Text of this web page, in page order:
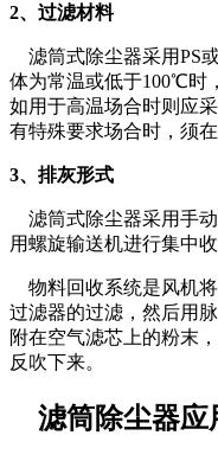
2、过滤材料
滤筒式除尘器采用PS
体为常温或低于100℃时
如用于高温场合时则应
有特殊要求场合时，须
3、排灰形式
滤筒式除尘器采用手
用螺旋输送机进行集中收
物料回收系统是风机
过滤器的过滤，然后用
附在空气滤芯上的粉末
反吹下来。
滤筒除尘器应